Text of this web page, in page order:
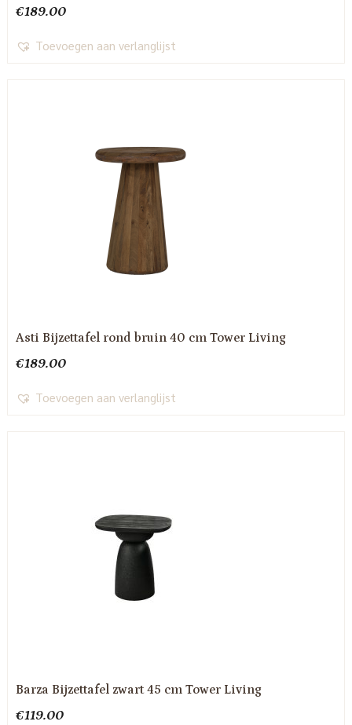
€189.00
Toevoegen aan verlanglijst
Asti Bijzettafel rond bruin 40 cm Tower Living
€189.00
Toevoegen aan verlanglijst
Barza Bijzettafel zwart 45 cm Tower Living
€119.00